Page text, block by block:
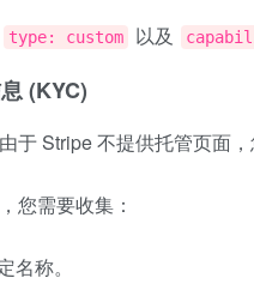
type: custom 以及
(KYC)
于 Stripe 不提供托管页面，
您需要收集：
名称。